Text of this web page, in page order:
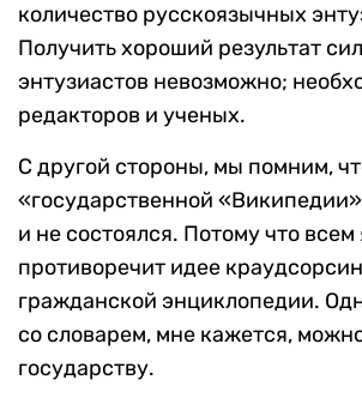
количество русскоязычных
Получить хороший результат
энтузиастов невозможно;
редакторов и ученых.
С другой стороны, мы помним,
«государственной
и не состоялся. Потому что всем
противоречит идее
гражданской энциклопедии.
со словарем, мне кажется,
государству.